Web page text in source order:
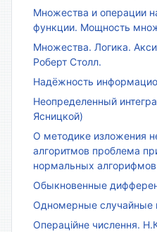
Множества и операции
функции. Мощность
Множества. Логика.
Роберт Столл.
Надёжность
Неопределенный
Ясницкой)
О методике изложения
алгоритмов проблема
нормальных
Обыкновенные
Одномерные случайные
Операційне числення.